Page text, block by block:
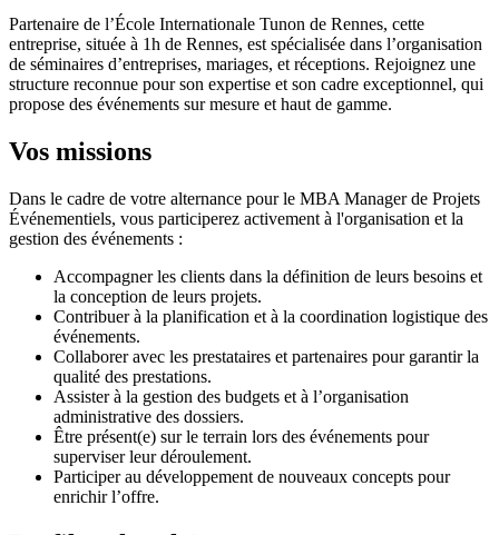
Partenaire de l’École Internationale Tunon de Rennes, cette
entreprise, située à 1h de Rennes, est spécialisée dans l’organisation
de séminaires d’entreprises, mariages, et réceptions. Rejoignez une
structure reconnue pour son expertise et son cadre exceptionnel, qui
propose des événements sur mesure et haut de gamme.
Vos missions
Dans le cadre de votre alternance pour le MBA Manager de Projets
Événementiels, vous participerez activement à l'organisation et la
gestion des événements :
Accompagner les clients dans la définition de leurs besoins et
la conception de leurs projets.
Contribuer à la planification et à la coordination logistique des
événements.
Collaborer avec les prestataires et partenaires pour garantir la
qualité des prestations.
Assister à la gestion des budgets et à l’organisation
administrative des dossiers.
Être présent(e) sur le terrain lors des événements pour
superviser leur déroulement.
Participer au développement de nouveaux concepts pour
enrichir l’offre.